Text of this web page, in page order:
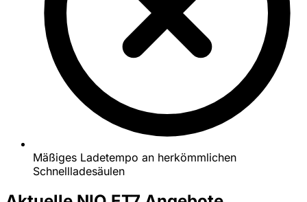
Mäßiges Ladetempo an herkömmlichen
Schnellladesäulen